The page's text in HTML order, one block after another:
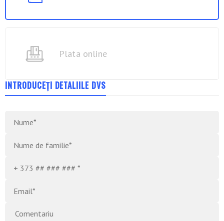
Plata online
INTRODUCEȚI DETALIILE DVS